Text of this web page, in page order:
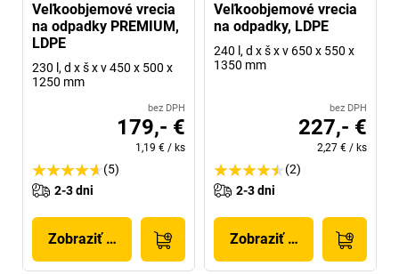
Veľkoobjemové vrecia
na odpadky PREMIUM,
LDPE
230 l, d x š x v 450 x 500 x
1250 mm
bez DPH
179,- €
1,19 € / ks
(5)
2-3 dni
Zobraziť produkt
Veľkoobjemové vrecia
na odpadky, LDPE
240 l, d x š x v 650 x 550 x
1350 mm
bez DPH
227,- €
2,27 € / ks
(2)
2-3 dni
Zobraziť produkt